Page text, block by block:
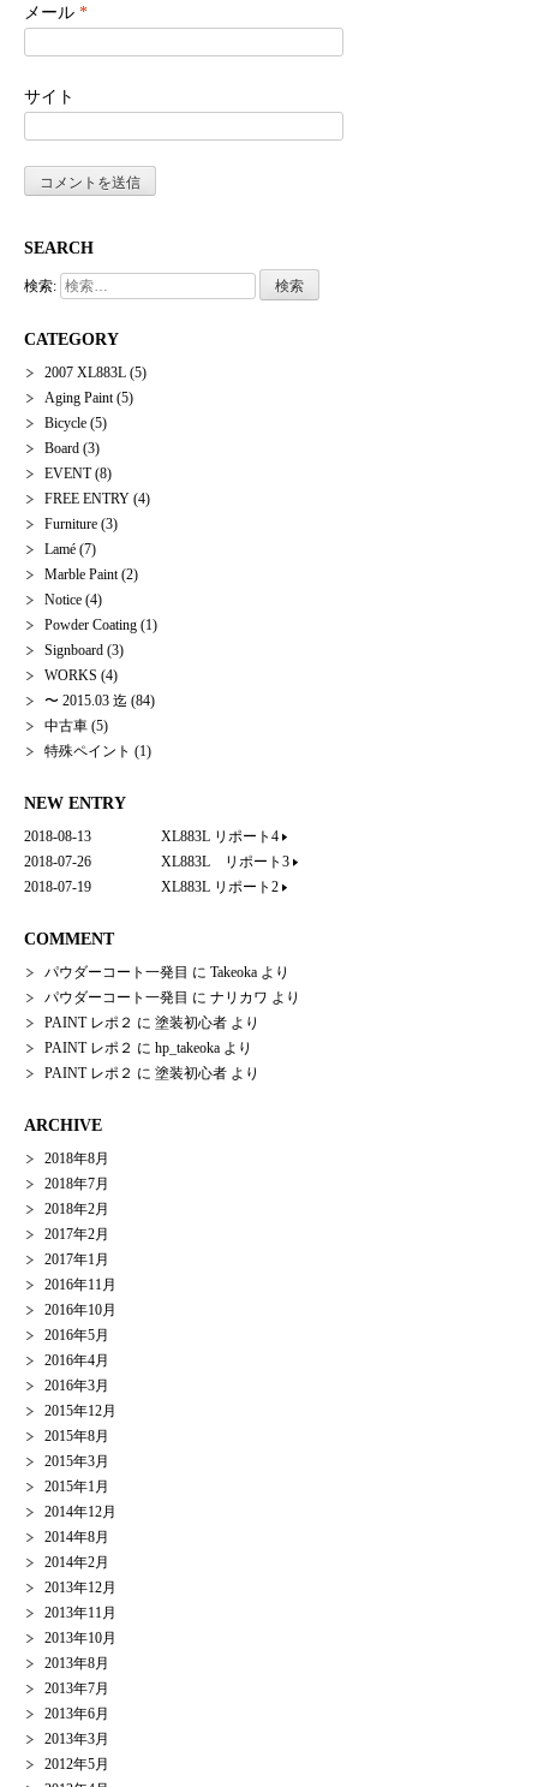
メール *
サイト
SEARCH
検索:
CATEGORY
2007 XL883L (5)
Aging Paint (5)
Bicycle (5)
Board (3)
EVENT(8)
FREE ENTRY (4)
Furniture (3)
Lamé (7)
Marble Paint (2)
Notice (4)
Powder Coating (1)
Signboard (3)
WORKS (4)
〜 2015.03 迄 (84)
中古車 (5)
特殊ペイント (1)
NEW ENTRY
2018-08-13
XL883L リポート4
2018-07-26
XL883L リポート3
2018-07-19
XL883L リポート2
COMMENT
パウダーコート一発目 に Takeoka より
パウダーコート一発目 に ナリカワ より
PAINT レポ２ に 塗装初心者 より
PAINT レポ２ に hp_takeoka より
PAINT レポ２ に 塗装初心者 より
ARCHIVE
2018年8月
2018年7月
2018年2月
2017年2月
2017年1月
2016年11月
2016年10月
2016年5月
2016年4月
2016年3月
2015年12月
2015年8月
2015年3月
2015年1月
2014年12月
2014年8月
2014年2月
2013年12月
2013年11月
2013年10月
2013年8月
2013年7月
2013年6月
2013年3月
2012年5月